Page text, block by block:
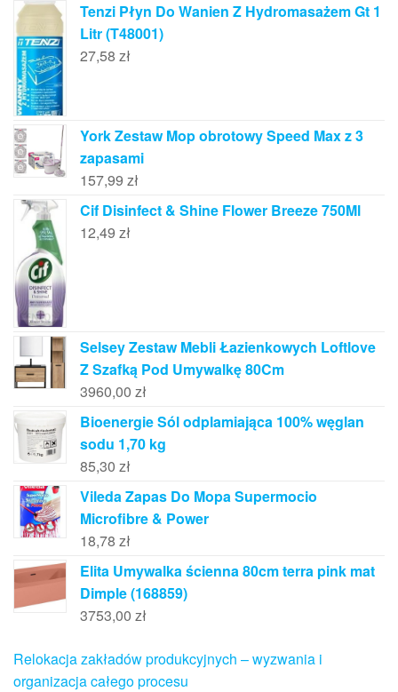
Tenzi Płyn Do Wanien Z Hydromasażem Gt 1
Litr (T48001)
27,58 zł
York Zestaw Mop obrotowy Speed Max z 3
zapasami
157,99 zł
Cif Disinfect & Shine Flower Breeze 750Ml
12,49 zł
Selsey Zestaw Mebli Łazienkowych Loftlove
Z Szafką Pod Umywalkę 80Cm
3960,00 zł
Bioenergie Sól odplamiająca 100% węglan
sodu 1,70 kg
85,30 zł
Vileda Zapas Do Mopa Supermocio
Microfibre & Power
18,78 zł
Elita Umywalka ścienna 80cm terra pink mat
Dimple (168859)
3753,00 zł
Relokacja zakładów produkcyjnych – wyzwania i
organizacja całego procesu